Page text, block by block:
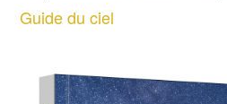
Guide du ciel